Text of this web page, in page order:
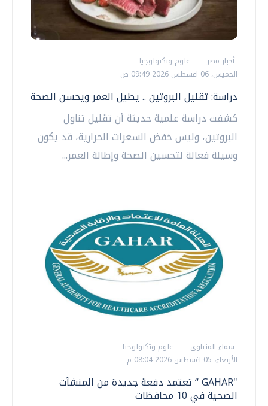
أخبار مصر
علوم وتكنولوجيا
الخميس، 06 اغسطس 2026 09:49 ص
دراسة: تقليل البروتين .. يطيل العمر ويحسن الصحة
كشفت دراسة علمية حديثة أن تقليل تناول
البروتين، وليس خفض السعرات الحرارية، قد يكون
وسيلة فعالة لتحسين الصحة وإطالة العمر...
سماء المنياوي
علوم وتكنولوجيا
الأربعاء، 05 اغسطس 2026 08:04 م
"GAHAR “ تعتمد دفعة جديدة من المنشآت
الصحية في 10 محافظات